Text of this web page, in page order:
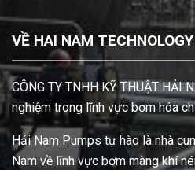
VỀ HAI NAM
CÔNG TY TNHH KỸ THUẬT HẢI
nghiệm trong lĩnh vực bơm hóa
Hải Nam Pumps tự hào là nhà
Nam về lĩnh vực bơm màng khí